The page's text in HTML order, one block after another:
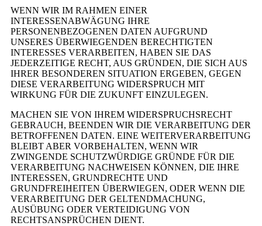
WENN WIR IM RAHMEN EINER
INTERESSENABWÄGUNG IHRE
PERSONENBEZOGENEN DATEN AUFGRUND
UNSERES ÜBERWIEGENDEN BERECHTIGTEN
INTERESSES VERARBEITEN, HABEN SIE DAS
JEDERZEITIGE RECHT, AUS GRÜNDEN, DIE SICH AUS
IHRER BESONDEREN SITUATION ERGEBEN, GEGEN
DIESE VERARBEITUNG WIDERSPRUCH MIT
WIRKUNG FÜR DIE ZUKUNFT EINZULEGEN.
MACHEN SIE VON IHREM WIDERSPRUCHSRECHT
GEBRAUCH, BEENDEN WIR DIE VERARBEITUNG DER
BETROFFENEN DATEN. EINE WEITERVERARBEITUNG
BLEIBT ABER VORBEHALTEN, WENN WIR
ZWINGENDE SCHUTZWÜRDIGE GRÜNDE FÜR DIE
VERARBEITUNG NACHWEISEN KÖNNEN, DIE IHRE
INTERESSEN, GRUNDRECHTE UND
GRUNDFREIHEITEN ÜBERWIEGEN, ODER WENN DIE
VERARBEITUNG DER GELTENDMACHUNG,
AUSÜBUNG ODER VERTEIDIGUNG VON
RECHTSANSPRÜCHEN DIENT.